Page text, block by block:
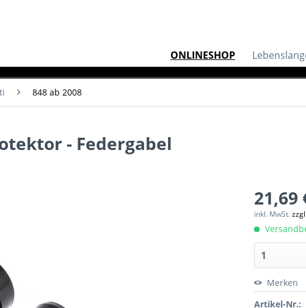
ONLINESHOP
848 ab 2008
- Federgabel
21,69
inkl. MwSt.
Merken
Artikel-Nr.: